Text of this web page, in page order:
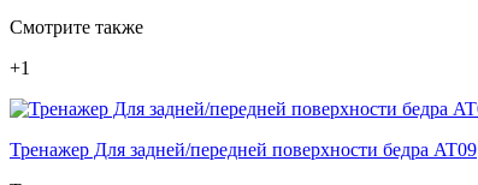
Смотрите также
+1
Тренажер Для задней/передней поверхности бедра AT09